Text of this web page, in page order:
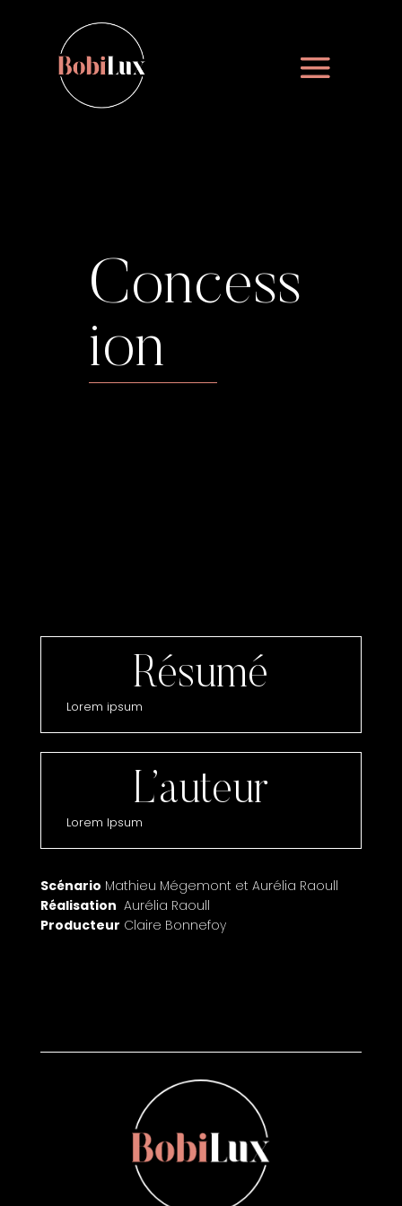
Concess
ion
Résumé
Lorem ipsum
L’auteur
Lorem Ipsum
Scénario Mathieu Mégemont et Aurélia Raoull
Réalisation Aurélia Raoull
Producteur Claire Bonnefoy